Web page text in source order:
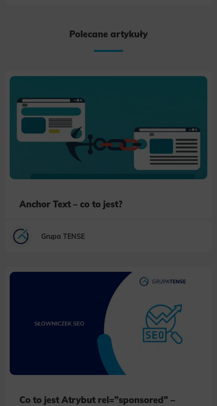
Polecane artykuły
Anchor Text – co to jest?
Grupa TENSE
Co to jest Atrybut rel=”sponsored” –